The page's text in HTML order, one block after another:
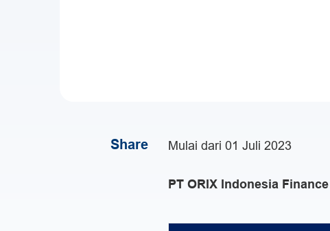
Mulai dari 01 Juli 2023
PT ORIX Indonesia
Share